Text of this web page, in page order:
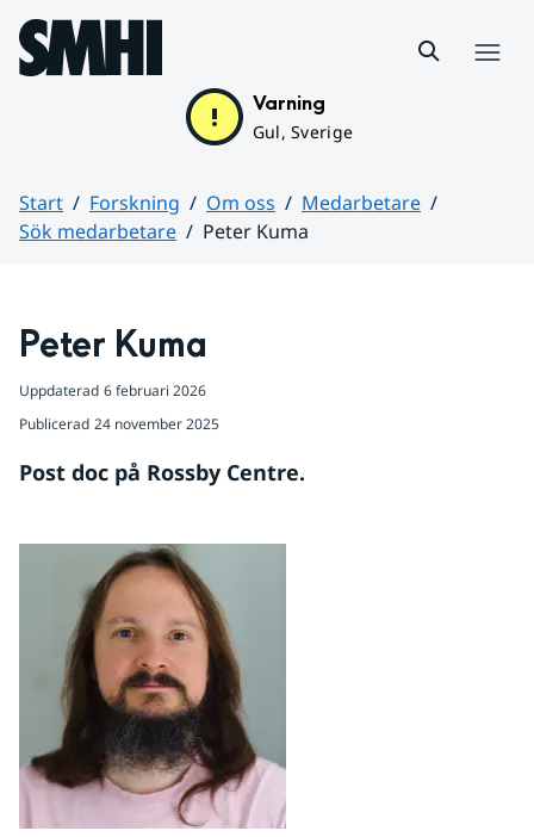
Hoppa till sidans innehåll
Varning
Gul, Sverige
Start Forskning Om oss
Medarbetare
Sök medarbetare
Peter Kuma
Peter Kuma
Uppdaterad 6 februari 2026
Publicerad 24 november 2025
Post doc på Rossby Centre.